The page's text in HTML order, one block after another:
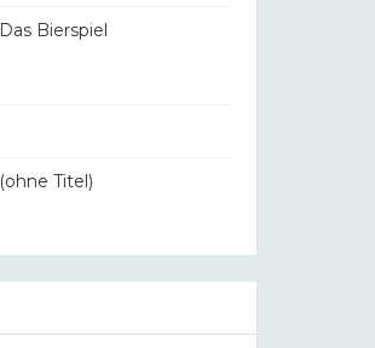
Das Bierspiel
(ohne Titel)